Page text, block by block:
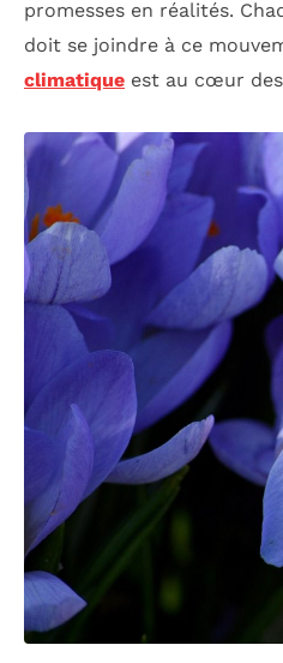
promesses en réalités.
doit se joindre à ce
climatique est au cœur